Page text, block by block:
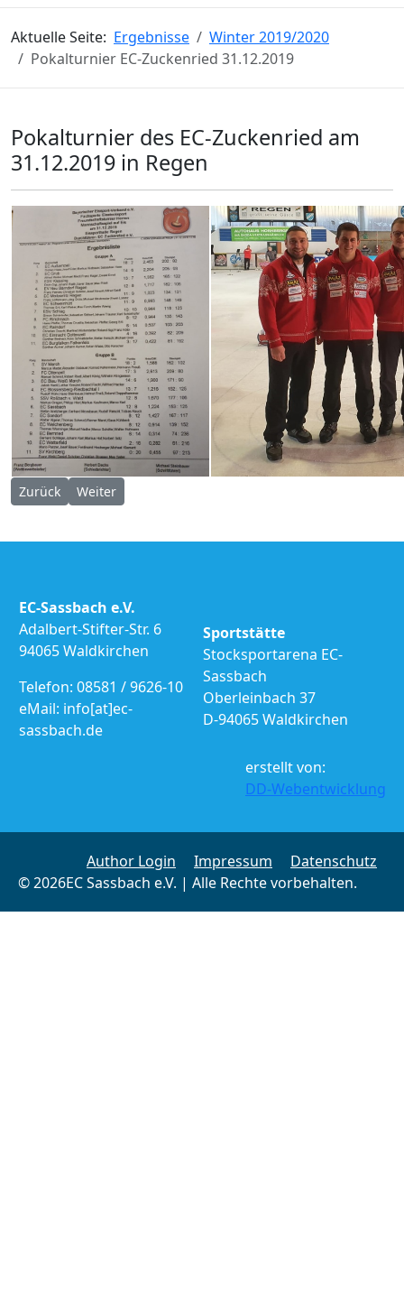
Aktuelle Seite: Ergebnisse
Winter 2019/2020
Pokalturnier EC-Zuckenried 31.12.2019
Pokalturnier des EC-Zuckenried am
31.12.2019 in Regen
Vorheriger Beitrag: Pokalturnier EC-Sondorf 04.01.2020
Zurück Nächster Beitrag: Pokalturnier EC-Welchenberg
Weiter
EC-Sassbach e.V.
Adalbert-Stifter-Str. 6
94065 Waldkirchen
Telefon: 08581 / 9626-10
eMail: info[at]ec-
sassbach.de
Sportstätte
Stocksportarena EC-
Sassbach
Oberleinbach 37
D-94065 Waldkirchen
erstellt von:
DD-Webentwicklung
© 2026EC Sassbach e.V. | Alle Rechte vorbehalten.
Author Login Impressum Datenschutz